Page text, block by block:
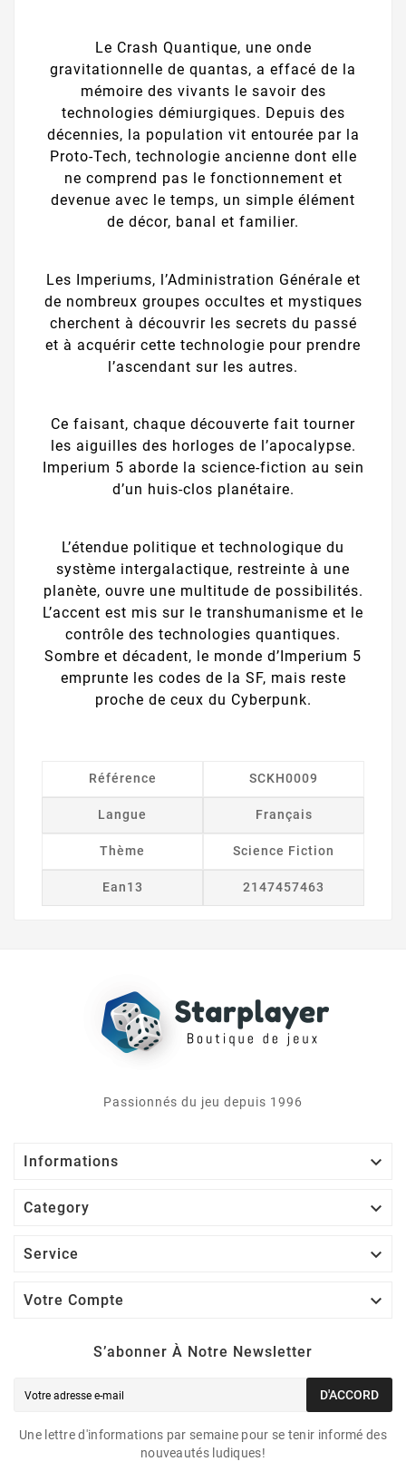
Le Crash Quantique, une onde
gravitationnelle de quantas, a effacé de la
mémoire des vivants le savoir des
technologies démiurgiques. Depuis des
décennies, la population vit entourée par la
Proto-Tech, technologie ancienne dont elle
ne comprend pas le fonctionnement et
devenue avec le temps, un simple élément
de décor, banal et familier.
Les Imperiums, l’Administration Générale et
de nombreux groupes occultes et mystiques
cherchent à découvrir les secrets du passé
et à acquérir cette technologie pour prendre
l’ascendant sur les autres.
Ce faisant, chaque découverte fait tourner
les aiguilles des horloges de l’apocalypse.
Imperium 5 aborde la science-fiction au sein
d’un huis-clos planétaire.
L’étendue politique et technologique du
système intergalactique, restreinte à une
planète, ouvre une multitude de possibilités.
L’accent est mis sur le transhumanisme et le
contrôle des technologies quantiques.
Sombre et décadent, le monde d’Imperium 5
emprunte les codes de la SF, mais reste
proche de ceux du Cyberpunk.
Référence SCKH0009
Langue Français
Thème Science Fiction
Ean13 2147457463
Passionnés du jeu depuis 1996
Informations 
Category 
Service 
Votre Compte 
S’abonner À Notre Newsletter
D'ACCORD
Une lettre d'informations par semaine pour se tenir informé des
nouveautés ludiques!